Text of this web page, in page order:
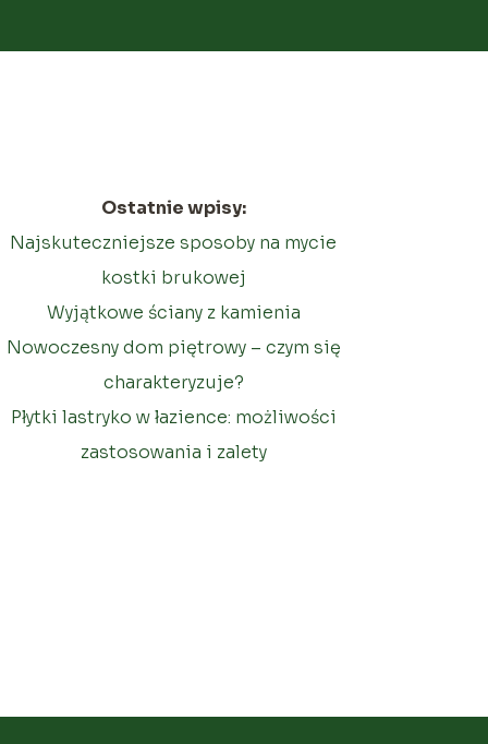
Ostatnie wpisy:
Najskuteczniejsze sposoby na mycie
kostki brukowej
Wyjątkowe ściany z kamienia
Nowoczesny dom piętrowy – czym się
charakteryzuje?
Płytki lastryko w łazience: możliwości
zastosowania i zalety